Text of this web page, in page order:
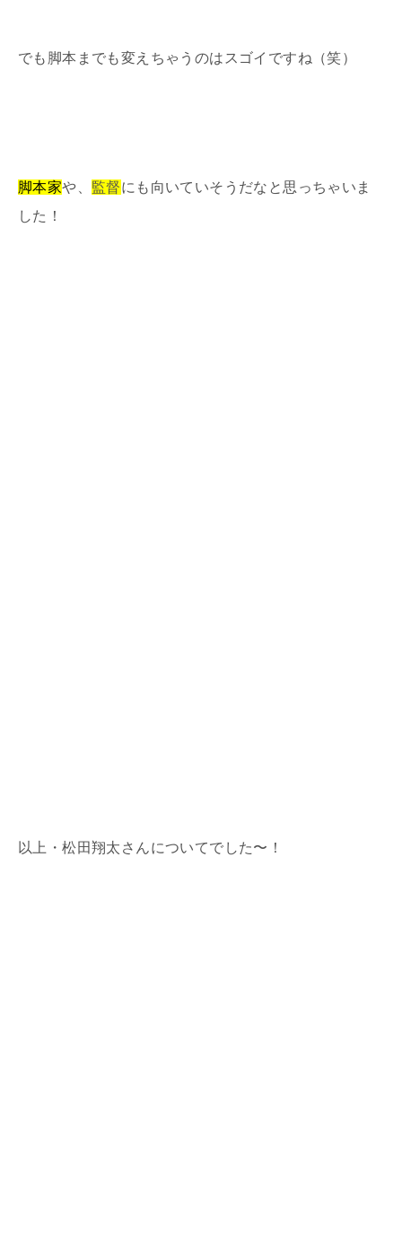
でも脚本までも変えちゃうのはスゴイですね（笑）
脚本家や、 監督にも向いていそうだなと思っちゃいま
した！
以上・松田翔太さんについてでした〜！